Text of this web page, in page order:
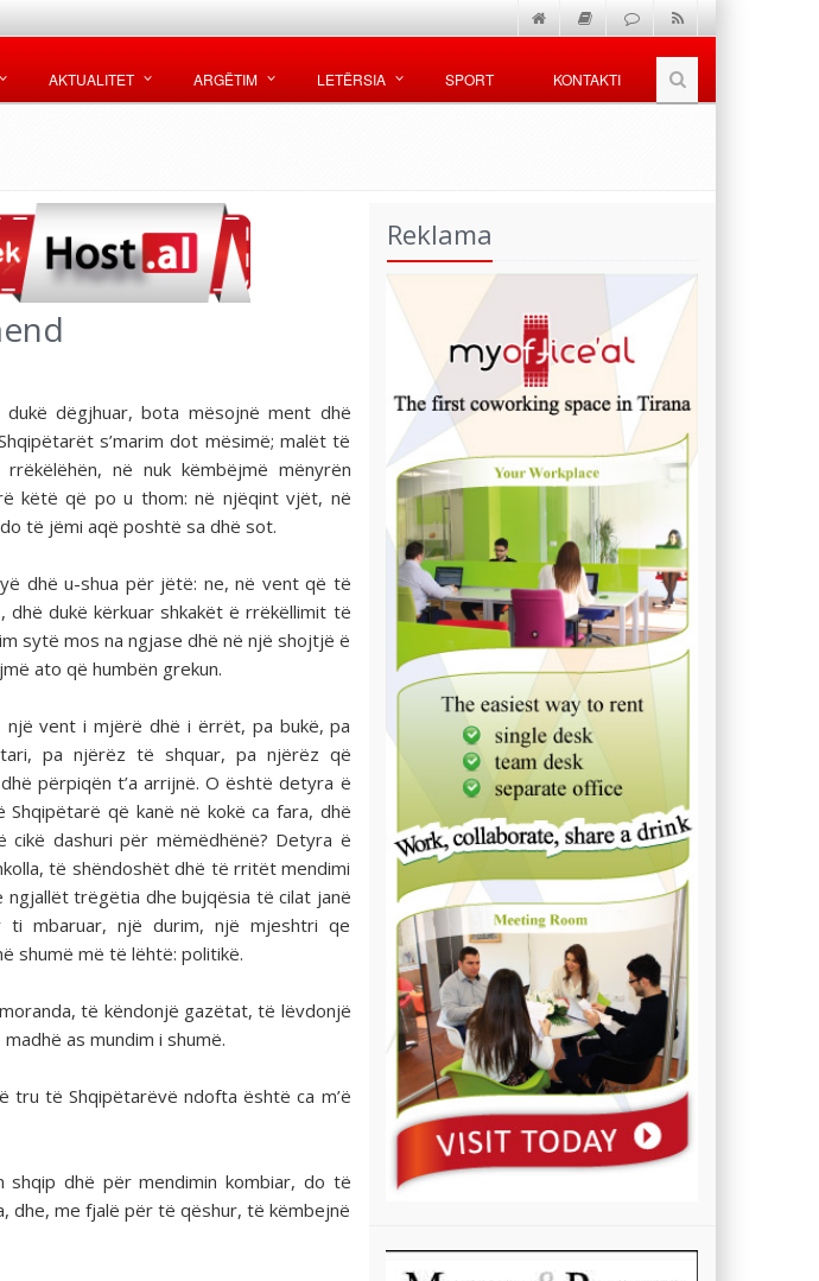
AKTUALITET ARGËTIM LETËRSIA SPORT KONTAKTI
dukë dëgjhuar, bota mësojnë ment dhë
s’marim dot mësimë; malët të
në nuk këmbëjmë mënyrën
këtë që po u thom: në njëqint vjët, në
të jëmi aqë poshtë sa dhë sot.
dhë u-shua për jëtë: ne, në vent që të
dhë dukë kërkuar shkakët ë rrëkëllimit të
sytë mos na ngjase dhë në një shojtjë ë
ato që humbën grekun.
një vent i mjërë dhë i ërrët, pa bukë, pa
pa njërëz të shquar, pa njërëz që
përpiqën t’a arrijnë. O është detyra ë
Shqipëtarë që kanë në kokë ca fara, dhë
cikë dashuri për mëmëdhënë? Detyra ë
të shëndoshët dhë të rritët mendimi
trëgëtia dhe bujqësia të cilat janë
mbaruar, një durim, një mjeshtri qe
shumë më të lëhtë: politikë.
të këndonjë gazëtat, të lëvdonjë
as mundim i shumë.
tru të Shqipëtarëvë ndofta është ca m’ë
shqip dhë për mendimin kombiar, do të
dhe, me fjalë për të qëshur, të këmbejnë
Reklama